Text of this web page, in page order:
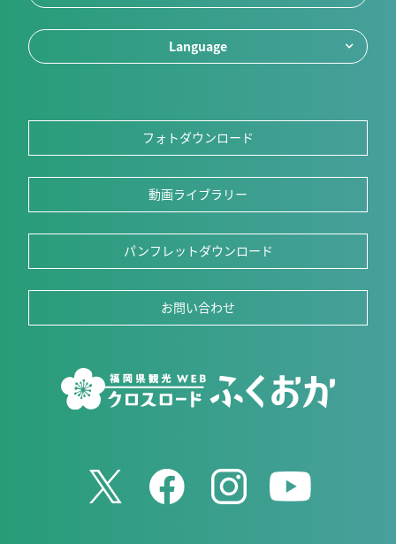
Language
フォトダウンロード
動画ライブラリー
パンフレットダウンロード
お問い合わせ